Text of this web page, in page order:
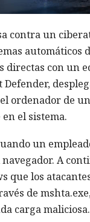
contra un
directas con un
ordenador de
el sistema.
un
A
que los
de
carga maliciosa.